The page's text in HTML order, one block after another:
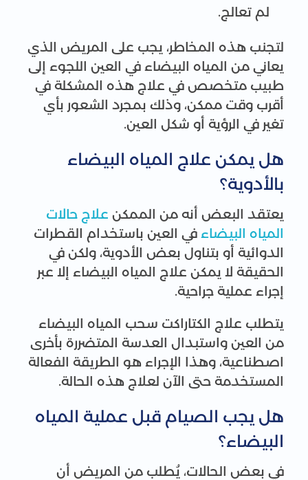
لم تعالج.
لتجنب هذه المخاطر، يجب على المريض الذي
يعاني من المياه البيضاء في العين اللجوء إلى
طبيب متخصص في علاج هذه المشكلة في
أقرب وقت ممكن، وذلك بمجرد الشعور بأي
تغير في الرؤية أو شكل العين.
هل يمكن علاج المياه البيضاء
بالأدوية؟
يعتقد البعض أنه من الممكن علاج حالات
المياه البيضاء في العين باستخدام القطرات
الدوائية أو بتناول بعض الأدوية، ولكن في
الحقيقة لا يمكن علاج المياه البيضاء إلا عبر
إجراء عملية جراحية.
يتطلب علاج الكتاراكت سحب المياه البيضاء
من العين واستبدال العدسة المتضررة بأخرى
اصطناعية، وهذا الإجراء هو الطريقة الفعالة
المستخدمة حتى الآن لعلاج هذه الحالة.
هل يجب الصيام قبل عملية المياه
البيضاء؟
في بعض الحالات، يُطلب من المريض أن